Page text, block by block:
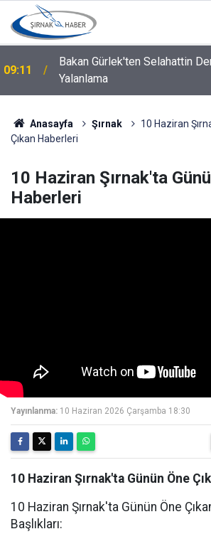
09:11
Bakan Gürlek'ten Selahattin
Yalanlama
Anasayfa Şırnak
10 Haziran
Çıkan Haberleri
10 Haziran Şırnak'ta
Haberleri
Yayınlanma: 10 Haziran 2026 Çarşamba 18:30
10 Haziran Şırnak'ta Günün Öne
10 Haziran Şırnak'ta Günün Öne
Başlıkları: